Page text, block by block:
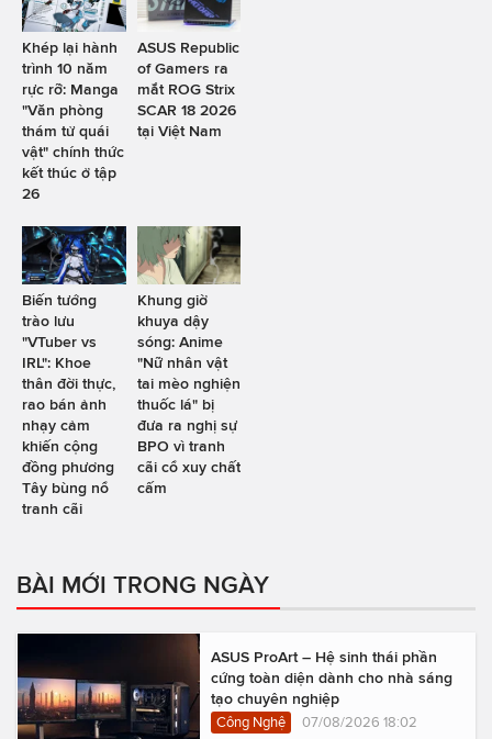
Khép lại hành
trình 10 năm
rực rỡ: Manga
"Văn phòng
thám tử quái
vật" chính thức
kết thúc ở tập
26
ASUS Republic
of Gamers ra
mắt ROG Strix
SCAR 18 2026
tại Việt Nam
Biến tướng
trào lưu
"VTuber vs
IRL": Khoe
thân đời thực,
rao bán ảnh
nhạy cảm
khiến cộng
đồng phương
Tây bùng nổ
tranh cãi
Khung giờ
khuya dậy
sóng: Anime
"Nữ nhân vật
tai mèo nghiện
thuốc lá" bị
đưa ra nghị sự
BPO vì tranh
cãi cổ xuy chất
cấm
BÀI MỚI TRONG NGÀY
ASUS ProArt – Hệ sinh thái phần
cứng toàn diện dành cho nhà sáng
tạo chuyên nghiệp
Công Nghệ 07/08/2026 18:02